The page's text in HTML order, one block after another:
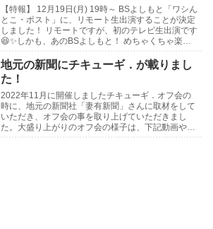
【特報】 12月19日(月) 19時～ BSよしもと「ワシん
とこ・ポスト」に、リモート生出演することが決定
しました！ リモートですが、初のテレビ生出演です
😆✨しかも、あのBSよしもと！ めちゃくちゃ楽し
地元の新聞にチキューギ．が載りまし
た！
2022年11月に開催しましたチキューギ．オフ会の
時に、地元の新聞社「妻有新聞」さんに取材をして
いただき、オフ会の事を取り上げていただきまし
た。大盛り上がりのオフ会の様子は、下記動画や写